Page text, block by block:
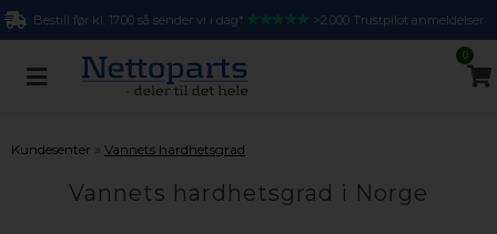
Bestill før kl. 17.00 så sender vi i dag* >2.000 Trustpilot anmeldelser
0
Kundesenter » Vannets hardhetsgrad
Vannets hardhetsgrad i Norge